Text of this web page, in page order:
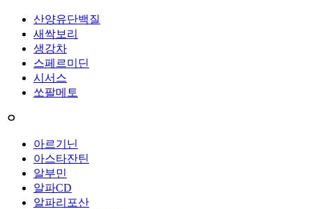
산양유단백질
새싹보리
생강차
스페르미딘
시서스
쏘팔메토
ㅇ
아르기닌
아스타잔틴
알부민
알파CD
알파리포산